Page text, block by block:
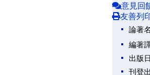
意見回
友善列
論著
編著
出版
刊登